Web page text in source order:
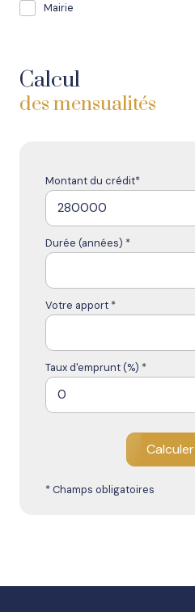
Mairie
Calcul
des mensualités
Montant du crédit*
Durée (années) *
Votre apport *
Taux d'emprunt (%) *
Calculer
* Champs obligatoires